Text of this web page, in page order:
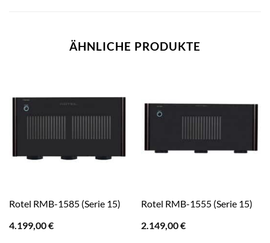
ÄHNLICHE PRODUKTE
Rotel RMB-1585 (Serie 15)
4.199,00€
Rotel RMB-1555 (Serie 15)
2.149,00€